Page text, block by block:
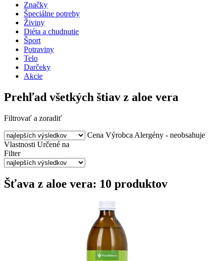
Značky
Špeciálne potreby
Živiny
Diéta a chudnutie
Šport
Potraviny
Telo
Darčeky
Akcie
Prehľad všetkých štiav z aloe vera
Filtrovať a zoradiť
Cena Výrobca Alergény - neobsahuje
Vlastnosti Určené na
Filter
Šťava z aloe vera: 10 produktov